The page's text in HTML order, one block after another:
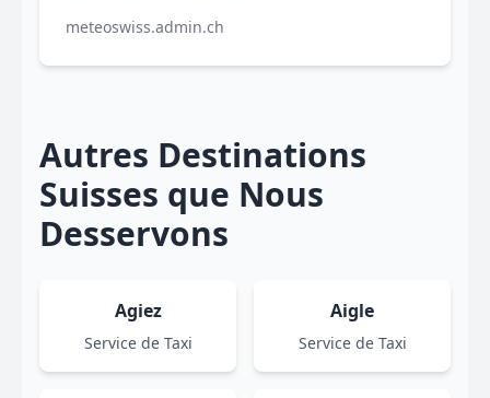
meteoswiss.admin.ch
Autres Destinations
Suisses que Nous
Desservons
Agiez
Service de Taxi
Aigle
Service de Taxi